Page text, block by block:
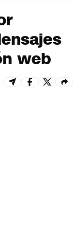
web